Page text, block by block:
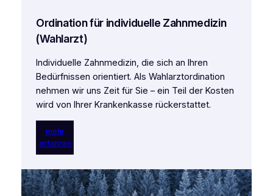
Ordination für individuelle Zahnmedizin
(Wahlarzt)
Individuelle Zahnmedizin, die sich an Ihren
Bedürfnissen orientiert. Als Wahlarztordination
nehmen wir uns Zeit für Sie – ein Teil der Kosten
wird von Ihrer Krankenkasse rückerstattet.
mehr
erfahren